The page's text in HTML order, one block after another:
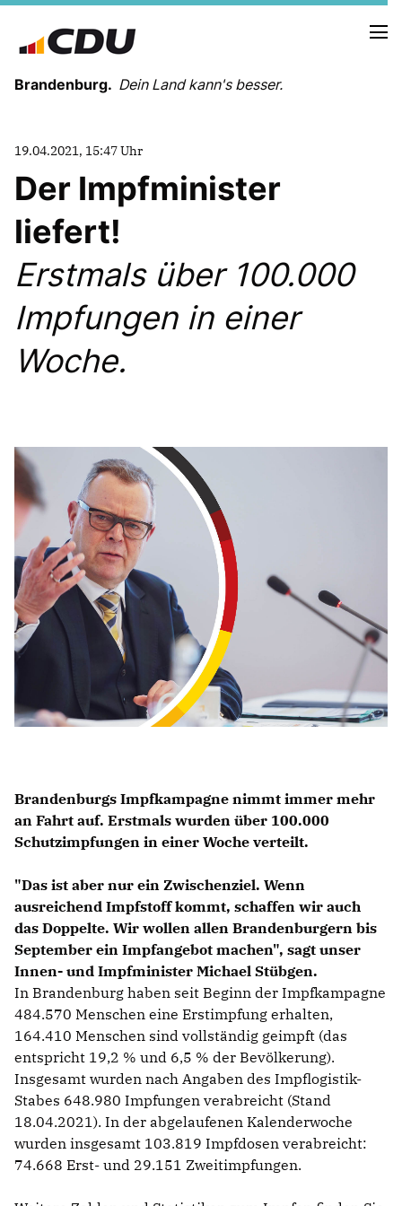
Brandenburg. Dein Land kann's besser.
ORGANISATION
KREISVERBÄNDE
VEREINIGUNGEN UND SONDERORGANISATIONEN
LANDESFACHAUSSCHÜSSE
IM LANDTAG
IN DER LANDESREGIERUNG
IM BUNDESTAG
IM EUROPÄISCHEN PARLAMENT
NEWSLETTER ABONNIEREN
BILDER
PROGRAMME
WICHTIGE BESCHLÜSSE DER CDU BRANDENBURG
75 JAHRE CDU BRANDENBURG
PRESSE
19.04.2021, 15:47 Uhr
Der Impfminister
liefert!
Erstmals über 100.000
Impfungen in einer
Woche.
Brandenburgs Impfkampagne nimmt immer mehr
an Fahrt auf. Erstmals wurden über 100.000
Schutzimpfungen in einer Woche verteilt.
"Das ist aber nur ein Zwischenziel. Wenn
ausreichend Impfstoff kommt, schaffen wir auch
das Doppelte. Wir wollen allen Brandenburgern bis
September ein Impfangebot machen", sagt unser
Innen- und Impfminister Michael Stübgen.
In Brandenburg haben seit Beginn der Impfkampagne
484.570 Menschen eine Erstimpfung erhalten,
164.410 Menschen sind vollständig geimpft (das
entspricht 19,2 % und 6,5 % der Bevölkerung).
Insgesamt wurden nach Angaben des Impflogistik-
Stabes 648.980 Impfungen verabreicht (Stand
18.04.2021). In der abgelaufenen Kalenderwoche
wurden insgesamt 103.819 Impfdosen verabreicht:
74.668 Erst- und 29.151 Zweitimpfungen.